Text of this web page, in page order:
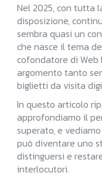
Nel 2025, con tutta
disposizione,
sembra quasi un
che nasce il tema
cofondatore di Web
argomento tanto
biglietti da visita
In questo articolo
approfondiamo il
superato, e
può diventare uno
distinguersi e
interlocutori.